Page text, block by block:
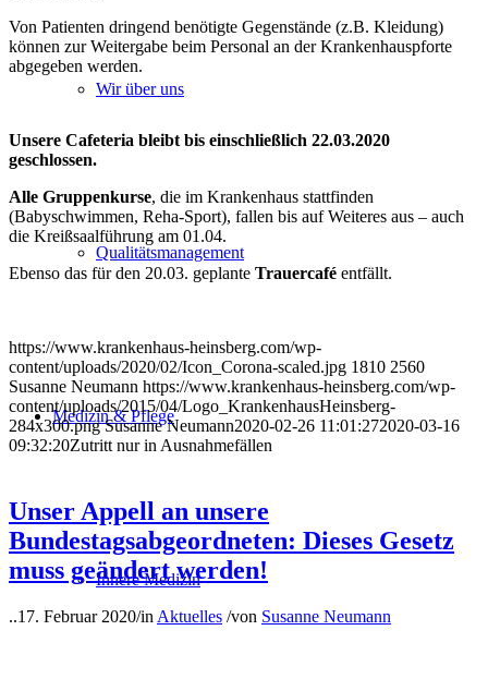
Wir über uns
Qualitätsmanagement
Medizin & Pflege
Innere Medizin
Von Patienten dringend benötigte Gegenstände (z.B. Kleidung)
können zur Weitergabe beim Personal an der Krankenhauspforte
abgegeben werden.
Unsere Cafeteria bleibt bis einschließlich 22.03.2020
geschlossen.
Alle Gruppenkurse, die im Krankenhaus stattfinden
(Babyschwimmen, Reha-Sport), fallen bis auf Weiteres aus – auch
die Kreißsaalführung am 01.04.
Ebenso das für den 20.03. geplante Trauercafé entfällt.
https://www.krankenhaus-heinsberg.com/wp-
content/uploads/2020/02/Icon_Corona-scaled.jpg 1810 2560
Susanne Neumann https://www.krankenhaus-heinsberg.com/wp-
content/uploads/2015/04/Logo_KrankenhausHeinsberg-
284x300.png Susanne Neumann2020-02-26 11:01:272020-03-16
09:32:20Zutritt nur in Ausnahmefällen
Unser Appell an unsere
Bundestagsabgeordneten: Dieses Gesetz
muss geändert werden!
..17. Februar 2020/in Aktuelles /von Susanne Neumann